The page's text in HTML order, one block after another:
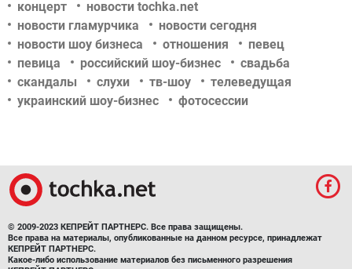
концерт
новости tochka.net
новости гламурчика
новости сегодня
новости шоу бизнеса
отношения
певец
певица
российский шоу-бизнес
свадьба
скандалы
слухи тв-шоу
телеведущая
украинский шоу-бизнес
фотосессии
© 2009-2023 КЕПРЕЙТ ПАРТНЕРС. Все права защищены.
Все права на материалы, опубликованные на данном ресурсе, принадлежат
КЕПРЕЙТ ПАРТНЕРС.
Какое-либо использование материалов без письменного разрешения